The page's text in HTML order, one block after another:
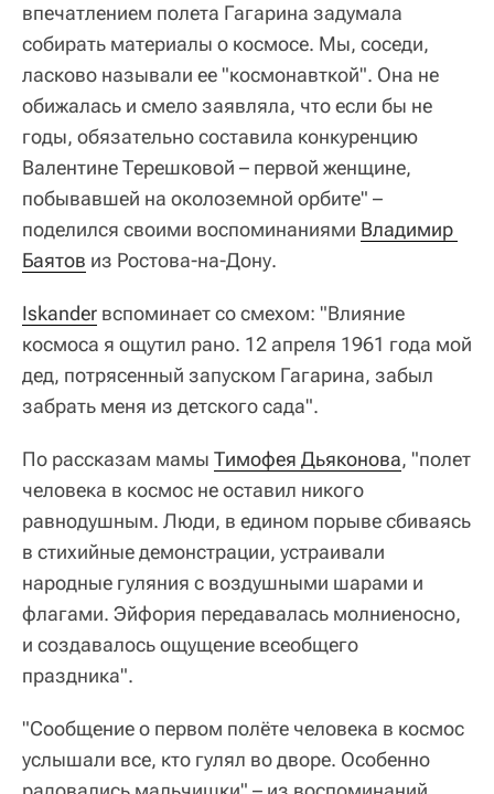
впечатлением полета Гагарина задумала
собирать материалы о космосе. Мы, соседи,
ласково называли ее "космонавткой". Она не
обижалась и смело заявляла, что если бы не
годы, обязательно составила конкуренцию
Валентине Терешковой – первой женщине,
побывавшей на околоземной орбите" –
поделился своими воспоминаниями Владимир
Баятов из Ростова-на-Дону.
Iskander вспоминает со смехом: "Влияние
космоса я ощутил рано. 12 апреля 1961 года мой
дед, потрясенный запуском Гагарина, забыл
забрать меня из детского сада".
По рассказам мамы Тимофея Дьяконова, "полет
человека в космос не оставил никого
равнодушным. Люди, в едином порыве сбиваясь
в стихийные демонстрации, устраивали
народные гуляния с воздушными шарами и
флагами. Эйфория передавалась молниеносно,
и создавалось ощущение всеобщего
праздника".
"Сообщение о первом полёте человека в космос
услышали все, кто гулял во дворе. Особенно